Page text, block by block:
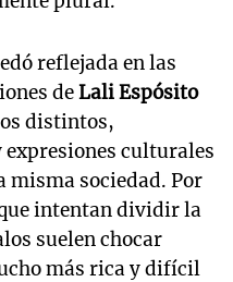
reflejada en las
deLali Espósito
distintos,
culturales
misma sociedad. Por
intentan dividir la
suelen chocar
más rica y difícil